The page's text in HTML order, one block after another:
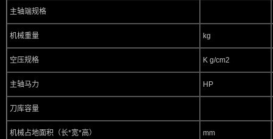
主轴端规格
机械重量 kg
空压规格 K g/cm2
主轴马力 HP
刀库容量
机械占地面积（长*宽*高） mm